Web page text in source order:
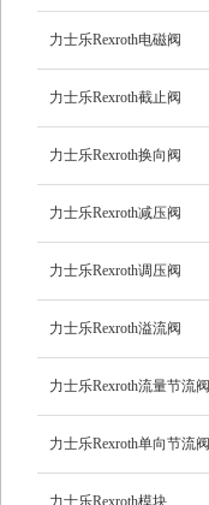
力士乐Rexroth电磁阀
力士乐Rexroth截止阀
力士乐Rexroth换向阀
力士乐Rexroth减压阀
力士乐Rexroth调压阀
力士乐Rexroth溢流阀
力士乐Rexroth流量节流阀
力士乐Rexroth单向节流阀
力士乐Rexroth模块